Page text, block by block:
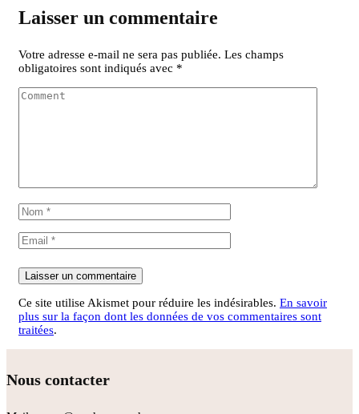
Laisser un commentaire
Votre adresse e-mail ne sera pas publiée. Les champs
obligatoires sont indiqués avec *
Ce site utilise Akismet pour réduire les indésirables. En savoir
plus sur la façon dont les données de vos commentaires sont
traitées.
Nous contacter